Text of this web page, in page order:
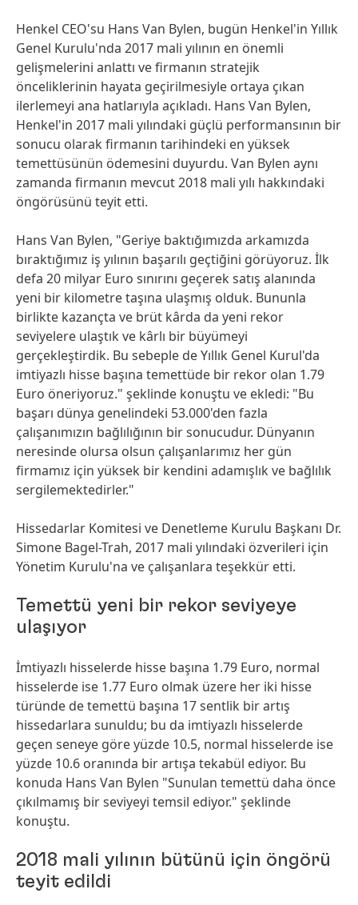
Henkel CEO'su Hans Van Bylen, bugün Henkel'in Yıllık
Genel Kurulu'nda 2017 mali yılının en önemli
gelişmelerini anlattı ve firmanın stratejik
önceliklerinin hayata geçirilmesiyle ortaya çıkan
ilerlemeyi ana hatlarıyla açıkladı. Hans Van Bylen,
Henkel'in 2017 mali yılındaki güçlü performansının bir
sonucu olarak firmanın tarihindeki en yüksek
temettüsünün ödemesini duyurdu. Van Bylen aynı
zamanda firmanın mevcut 2018 mali yılı hakkındaki
öngörüsünü teyit etti.
Hans Van Bylen, "Geriye baktığımızda arkamızda
bıraktığımız iş yılının başarılı geçtiğini görüyoruz. İlk
defa 20 milyar Euro sınırını geçerek satış alanında
yeni bir kilometre taşına ulaşmış olduk. Bununla
birlikte kazançta ve brüt kârda da yeni rekor
seviyelere ulaştık ve kârlı bir büyümeyi
gerçekleştirdik. Bu sebeple de Yıllık Genel Kurul'da
imtiyazlı hisse başına temettüde bir rekor olan 1.79
Euro öneriyoruz." şeklinde konuştu ve ekledi: "Bu
başarı dünya genelindeki 53.000'den fazla
çalışanımızın bağlılığının bir sonucudur. Dünyanın
neresinde olursa olsun çalışanlarımız her gün
firmamız için yüksek bir kendini adamışlık ve bağlılık
sergilemektedirler."
Hissedarlar Komitesi ve Denetleme Kurulu Başkanı Dr.
Simone Bagel-Trah, 2017 mali yılındaki özverileri için
Yönetim Kurulu'na ve çalışanlara teşekkür etti.
Temettü yeni bir rekor seviyeye
ulaşıyor
İmtiyazlı hisselerde hisse başına 1.79 Euro, normal
hisselerde ise 1.77 Euro olmak üzere her iki hisse
türünde de temettü başına 17 sentlik bir artış
hissedarlara sunuldu; bu da imtiyazlı hisselerde
geçen seneye göre yüzde 10.5, normal hisselerde ise
yüzde 10.6 oranında bir artışa tekabül ediyor. Bu
konuda Hans Van Bylen "Sunulan temettü daha önce
çıkılmamış bir seviyeyi temsil ediyor." şeklinde
konuştu.
2018 mali yılının bütünü için öngörü
teyit edildi